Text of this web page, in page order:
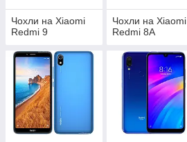
Чохли на Xiaomi
Redmi 9
Чохли на Xiaomi
Redmi 8A